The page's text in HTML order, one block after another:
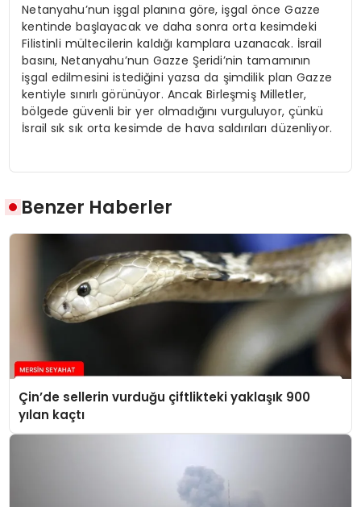
Netanyahu’nun işgal planına göre, işgal önce Gazze
kentinde başlayacak ve daha sonra orta kesimdeki
Filistinli mültecilerin kaldığı kamplara uzanacak. İsrail
basını, Netanyahu’nun Gazze Şeridi’nin tamamının
işgal edilmesini istediğini yazsa da şimdilik plan Gazze
kentiyle sınırlı görünüyor. Ancak Birleşmiş Milletler,
bölgede güvenli bir yer olmadığını vurguluyor, çünkü
İsrail sık sık orta kesimde de hava saldırıları düzenliyor.
Benzer Haberler
Çin’de sellerin vurduğu çiftlikteki yaklaşık 900
yılan kaçtı